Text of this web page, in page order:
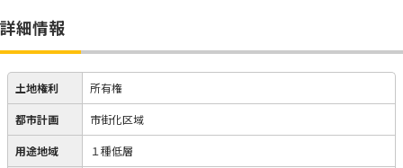
詳細情報
土地権利 所有権
都市計画 市街化区域
用途地域 １種低層